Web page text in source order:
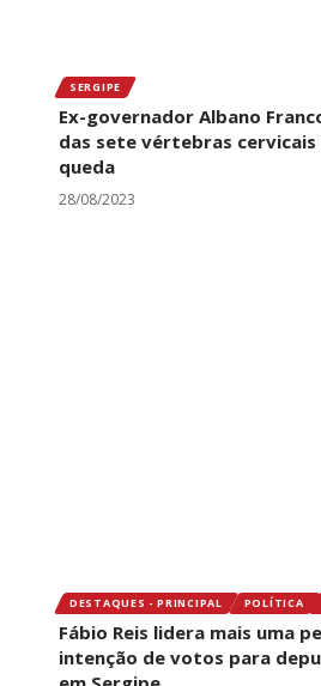
SERGIPE
Ex-governador Albano
das sete vértebras cervicais
queda
28/08/2023
DESTAQUES - PRINCIPAL POLÍTICA
Fábio Reis lidera mais uma
intenção de votos para